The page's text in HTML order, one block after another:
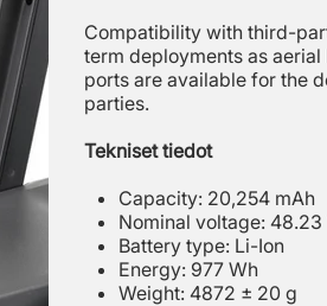
Compatibility with third-
term deployments as
ports are available for the
parties.
Tekniset tiedot
Capacity: 20,254 mAh
Nominal voltage: 48.23
Battery type: Li-Ion
Energy: 977 Wh
Weight: 4872 ± 20 g